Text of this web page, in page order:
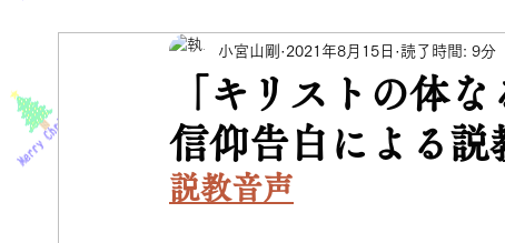
フィリピの信徒への手紙 お知らせ
「キリストの体
信仰告白による説
小宮山剛 2021年8月15日 読了時間: 9分
説教音声